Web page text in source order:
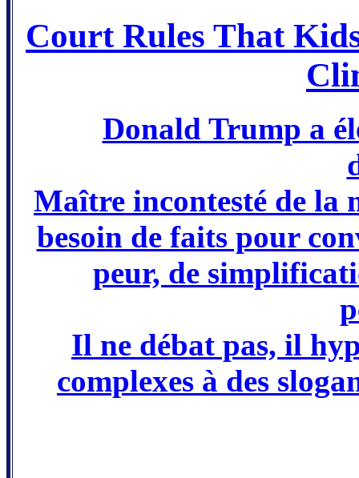
Court Rules That
Donald Trump a
Maître incontesté de la
besoin de faits pour
peur, de
Il ne débat pas, il
complexes à des